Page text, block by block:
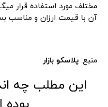
مختلف مورد استفاده قرار
آن با قیمت ارزان و مناسب
منبع: پلاسکو بازار
این مطلب چه